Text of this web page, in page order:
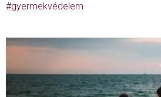
gyermekvédelem